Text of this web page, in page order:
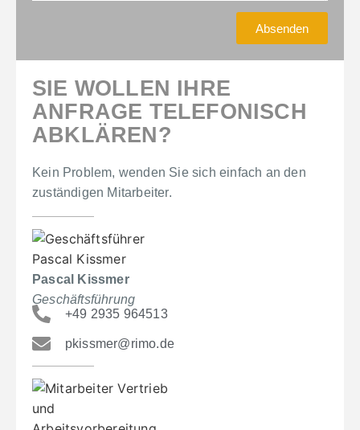
SIE WOLLEN IHRE
ANFRAGE TELEFONISCH
ABKLÄREN?
Kein Problem, wenden Sie sich einfach an den
zuständigen Mitarbeiter.
Pascal Kissmer
Geschäftsführung
+49 2935 964513
pkissmer@rimo.de
Absenden